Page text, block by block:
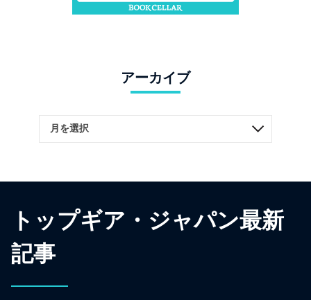
アーカイブ
トップギア・ジャパン最新
記事